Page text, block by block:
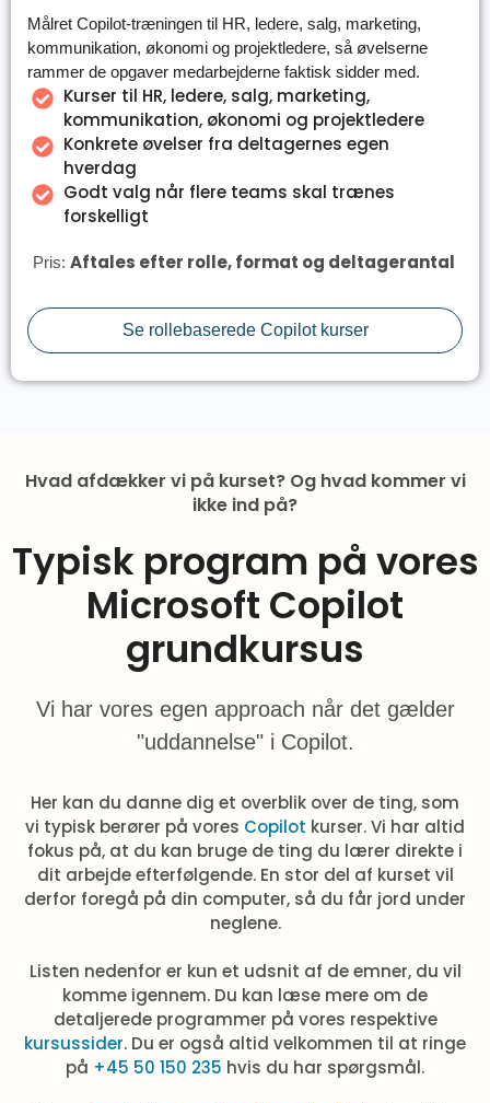
Målret Copilot-træningen til HR, ledere, salg, marketing,
kommunikation, økonomi og projektledere, så øvelserne
rammer de opgaver medarbejderne faktisk sidder med.
Kurser til HR, ledere, salg, marketing,
kommunikation, økonomi og projektledere
Konkrete øvelser fra deltagernes egen
hverdag
Godt valg når flere teams skal trænes
forskelligt
Pris: Aftales efter rolle, format og deltagerantal
Se rollebaserede Copilot kurser
Hvad afdækker vi på kurset? Og hvad kommer vi
ikke ind på?
Typisk program på vores
Microsoft Copilot
grundkursus
Vi har vores egen approach når det gælder
"uddannelse" i Copilot.
Her kan du danne dig et overblik over de ting, som
vi typisk berører på vores Copilot kurser. Vi har altid
fokus på, at du kan bruge de ting du lærer direkte i
dit arbejde efterfølgende. En stor del af kurset vil
derfor foregå på din computer, så du får jord under
neglene.
Listen nedenfor er kun et udsnit af de emner, du vil
komme igennem. Du kan læse mere om de
detaljerede programmer på vores respektive
kursussider. Du er også altid velkommen til at ringe
på +45 50 150 235 hvis du har spørgsmål.